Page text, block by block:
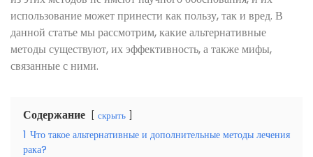
использование может принести как пользу, так и вред. В
данной статье мы рассмотрим, какие альтернативные
методы существуют, их эффективность, а также мифы,
связанные с ними.
Содержание скрыть
1 Что такое альтернативные и дополнительные методы лечения
рака?